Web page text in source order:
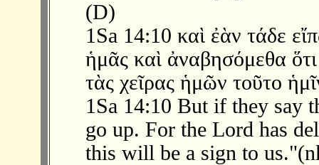
(D)
1Sa 14:10 καὶ ἐὰν τάδε
ἡμᾶς καὶ ἀναβησόμεθα
τὰς χεῖρας ἡμῶν τοῦτο
1Sa 14:10 But if they say
go up. For the Lord has
this will be a sign to